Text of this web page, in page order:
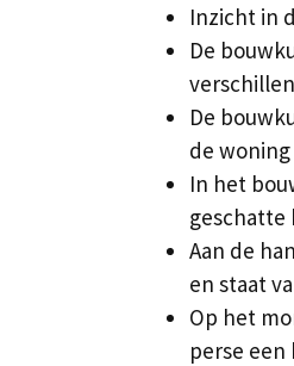
Inzicht in
De
De
de
In het
geschatte
Aan de
en staat
Op het
perse